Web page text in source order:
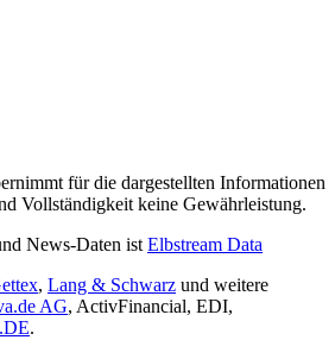
für die dargestellten Informationen
Vollständigkeit keine Gewährleistung.
News-Daten ist Elbstream Data
, Lang & Schwarz und weitere
AG, ActivFinancial, EDI,
.